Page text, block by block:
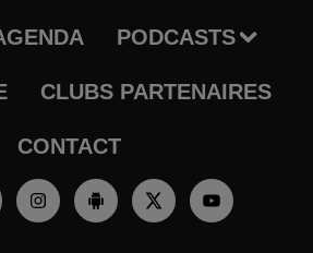
PODCASTS
CLUBS PARTENAIRES
CONTACT